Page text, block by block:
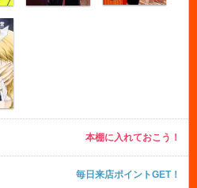
本棚に入れておこう！
毎日来店ポイントGET！